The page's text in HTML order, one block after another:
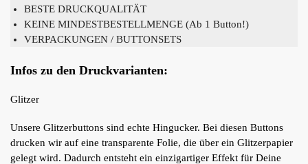
BESTE DRUCKQUALITÄT
KEINE MINDESTBESTELLMENGE (Ab 1 Button!)
VERPACKUNGEN / BUTTONSETS
Infos zu den Druckvarianten:
Glitzer
Unsere Glitzerbuttons sind echte Hingucker. Bei diesen Buttons
drucken wir auf eine transparente Folie, die über ein Glitzerpapier
gelegt wird. Dadurch entsteht ein einzigartiger Effekt für Deine